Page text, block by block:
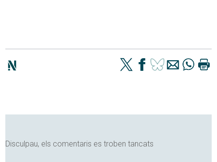
Disculpau, els comentaris es troben tancats